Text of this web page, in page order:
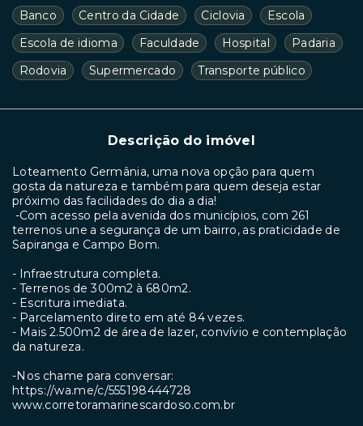
Banco Centro da Cidade Ciclovia
Escola
Escola de idioma
Faculdade Hospital
Padaria
Rodovia
Supermercado Transporte público
Descrição do imóvel
Loteamento Germânia, uma nova opção para quem
gosta da natureza e também para quem deseja estar
próximo das facilidades do dia a dia!
-Com acesso pela avenida dos municípios, com 261
terrenos une a segurança de um bairro, as praticidade de
Sapiranga e Campo Bom.
- Infraestrutura completa.
- ⁠Terrenos de 300m2 à 680m2.
- ⁠Escritura imediata.
- ⁠Parcelamento direto em até 84 vezes.
- ⁠Mais 2.500m2 de área de lazer, convívio e contemplação
da natureza.
-Nos chame para conversar:
https://wa.me/c/555198444728
www.corretoramarinescardoso.com.br